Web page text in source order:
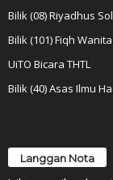
Bilik (08) Riyadhus
Bilik (101) Fiqh Wanita
UiTO Bicara THTL
Bilik (40) Asas Ilmu
Langgan Nota